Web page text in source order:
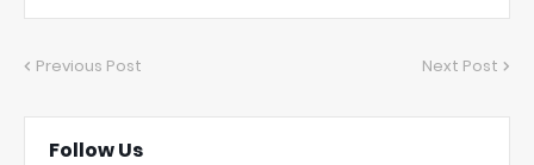
Previous Post Next Post
Follow Us